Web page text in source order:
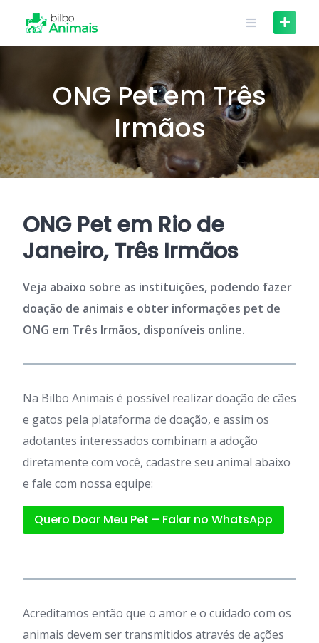
content
ONG Pet em Três
Irmãos
ONG Pet em Rio de
Janeiro, Três Irmãos
Veja abaixo sobre as instituições, podendo fazer
doação de animais e obter informações pet de
ONG em Três Irmãos, disponíveis online.
Na Bilbo Animais é possível realizar doação de cães
e gatos pela plataforma de doação, e assim os
adotantes interessados combinam a adoção
diretamente com você, cadastre seu animal abaixo
e fale com nossa equipe:
Quero Doar Meu Pet – Falar no WhatsApp
Acreditamos então que o amor e o cuidado com os
animais devem ser transmitidos através de ações